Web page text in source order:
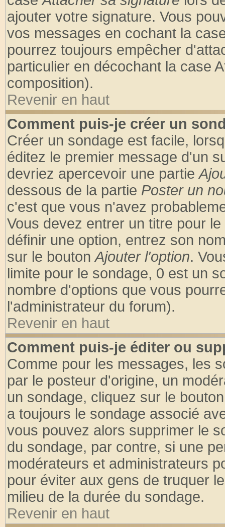
ajouter votre signature. Vous
vos messages en cochant la
pourrez toujours empêcher
particulier en décochant la case
composition).
Revenir en haut
Comment puis-je créer un
Créer un sondage est facile,
éditez le premier message d'un
devriez apercevoir une partie
dessous de la partie Poster un
c'est que vous n'avez
Vous devez entrer un titre pour
définir une option, entrez son
sur le boutonAjouter l'option.
limite pour le sondage, 0 est un
nombre d'options que vous
l'administrateur du forum).
Revenir en haut
Comment puis-je éditer ou
Comme pour les messages, les
par le posteur d'origine, un
un sondage, cliquez sur le
a toujours le sondage associé
vous pouvez alors supprimer le
du sondage, par contre, si une
modérateurs et administrateurs
pour éviter aux gens de truquer
milieu de la durée du sondage.
Revenir en haut